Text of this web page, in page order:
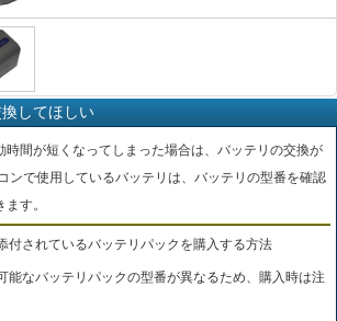
してほしい
時間が短くなってしまった場合は、バッテリの交換が
ンで使用しているバッテリは、バッテリの型番を確認
す。
付されているバッテリパックを購入する方法
能なバッテリパックの型番が異なるため、購入時は注